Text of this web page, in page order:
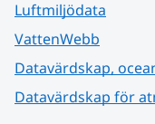
Luftmiljödata
VattenWebb
Datavärdskap,
Datavärdskap för